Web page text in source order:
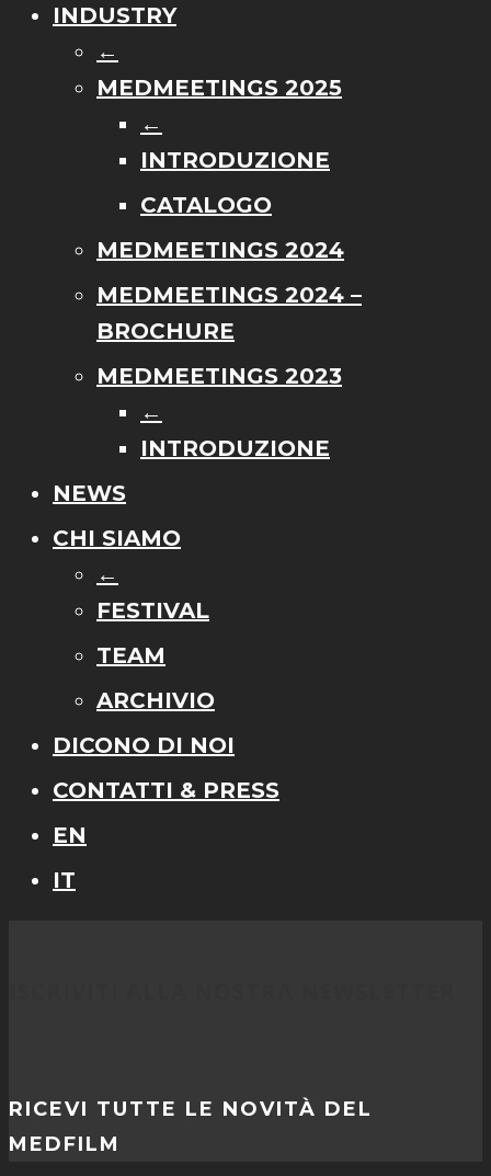
INDUSTRY
←
MEDMEETINGS 2025
←
INTRODUZIONE
CATALOGO
MEDMEETINGS 2024
MEDMEETINGS 2024 –
BROCHURE
MEDMEETINGS 2023
←
INTRODUZIONE
NEWS
CHI SIAMO
←
FESTIVAL
TEAM
ARCHIVIO
DICONO DI NOI
CONTATTI & PRESS
EN
IT
RICEVI TUTTE LE NOVITÀ DEL
MEDFILM